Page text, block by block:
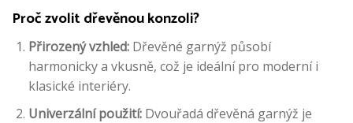
Proč zvolit dřevěnou konzoli?
Přirozený vzhled:Dřevěné garnýž působí
harmonicky a vkusně, což je ideální pro moderní i
klasické interiéry.
Univerzální použití:Dvouřadá dřevěná garnýž je